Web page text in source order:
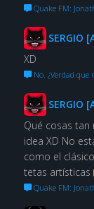
Quake FM:
SERGIO
XD
No. ¿Verdad que
SERGIO
Qué cosas tan
idea XD No
como el
tetas artísticas
Quake FM: